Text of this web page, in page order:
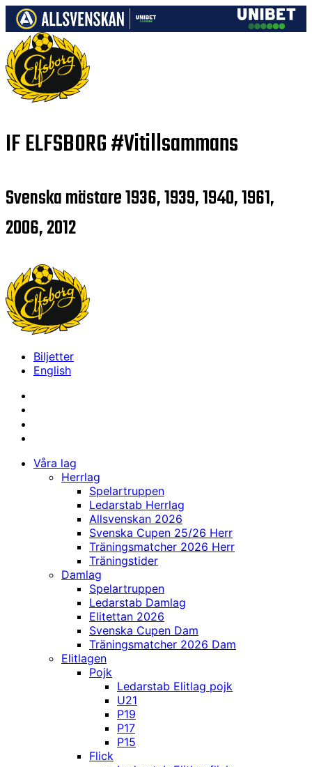
IF ELFSBORG#Vitillsammans
Svenska mästare 1936, 1939, 1940, 1961,
2006, 2012
Biljetter
English
Våra lag
Herrlag
Spelartruppen
Ledarstab Herrlag
Allsvenskan 2026
Svenska Cupen 25/26 Herr
Träningsmatcher 2026 Herr
Träningstider
Damlag
Spelartruppen
Ledarstab Damlag
Elitettan 2026
Svenska Cupen Dam
Träningsmatcher 2026 Dam
Elitlagen
Pojk
Ledarstab Elitlag pojk
U21
P19
P17
P15
Flick